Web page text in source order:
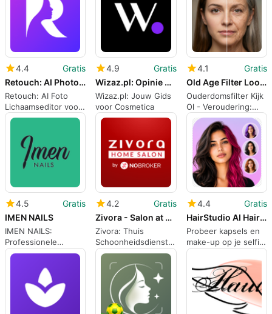
4.4
Gratis
Retouch: AI Photo Body Editor
Retouch: AI Foto
Lichaamseditor voor
snelle, natuurlijke
4.9
Gratis
Wizaz.pl: Opinie o kosmetykach
Wizaz.pl: Jouw Gids
voor Cosmetica
4.1
Gratis
Old Age Filter Look Ol - Aging
Ouderdomsfilter Kijk
Ol - Veroudering:
Realistische
verouderingseffecten
voor selfies
4.5
Gratis
IMEN NAILS
IMEN NAILS:
Professionele
materialen, training
gemeenschapscentrum
4.2
Gratis
Zivora - Salon at Home
Zivora: Thuis
Schoonheidsdiensten
Gemakkelijk Boeken
4.4
Gratis
HairStudio AI Hairstyle Try On
Probeer kapsels en
make-up op je selfie
met HairStudio AI